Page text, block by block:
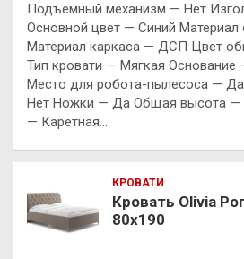
Подъемный механизм — Нет
Основной цвет — Синий
Материал каркаса — ДСП Цвет
Тип кровати — Мягкая Основание
Место для робота-пылесоса —
Нет Ножки — Да Общая высота —
— Каретная…
КРОВАТИ
Кровать Olivia
80х190